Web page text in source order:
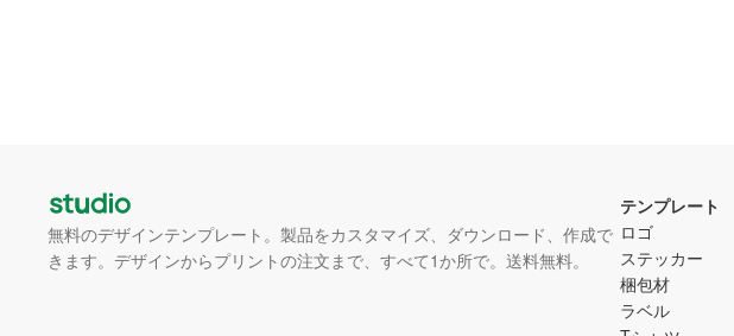
無料のデザインテンプレート。製品をカスタマイズ、ダウンロード、作成で
きます。デザインからプリントの注文まで、すべて1か所で。送料無料。
テンプレート
ロゴ
ステッカー
梱包材
ラベル